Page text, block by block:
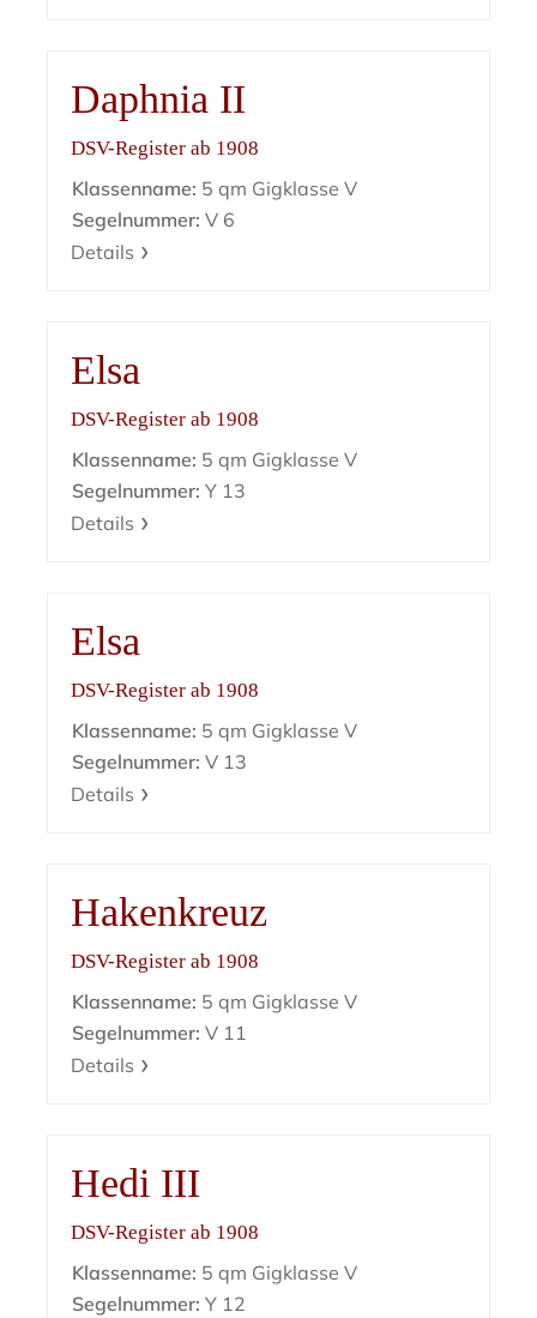
Daphnia II
DSV-Register ab 1908
Klassenname: 5 qm Gigklasse V
Segelnummer: V 6
Details
Elsa
DSV-Register ab 1908
Klassenname: 5 qm Gigklasse V
Segelnummer: Y 13
Details
Elsa
DSV-Register ab 1908
Klassenname: 5 qm Gigklasse V
Segelnummer: V 13
Details
Hakenkreuz
DSV-Register ab 1908
Klassenname: 5 qm Gigklasse V
Segelnummer: V 11
Details
Hedi III
DSV-Register ab 1908
Klassenname: 5 qm Gigklasse V
Segelnummer: Y 12